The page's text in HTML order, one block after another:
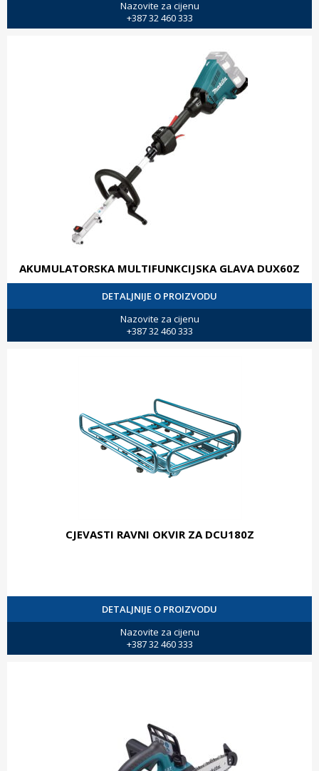
Nazovite za cijenu
+387 32 460 333
AKUMULATORSKA MULTIFUNKCIJSKA GLAVA DUX60Z
DETALJNIJE O PROIZVODU
Nazovite za cijenu
+387 32 460 333
CJEVASTI RAVNI OKVIR ZA DCU180Z
DETALJNIJE O PROIZVODU
Nazovite za cijenu
+387 32 460 333